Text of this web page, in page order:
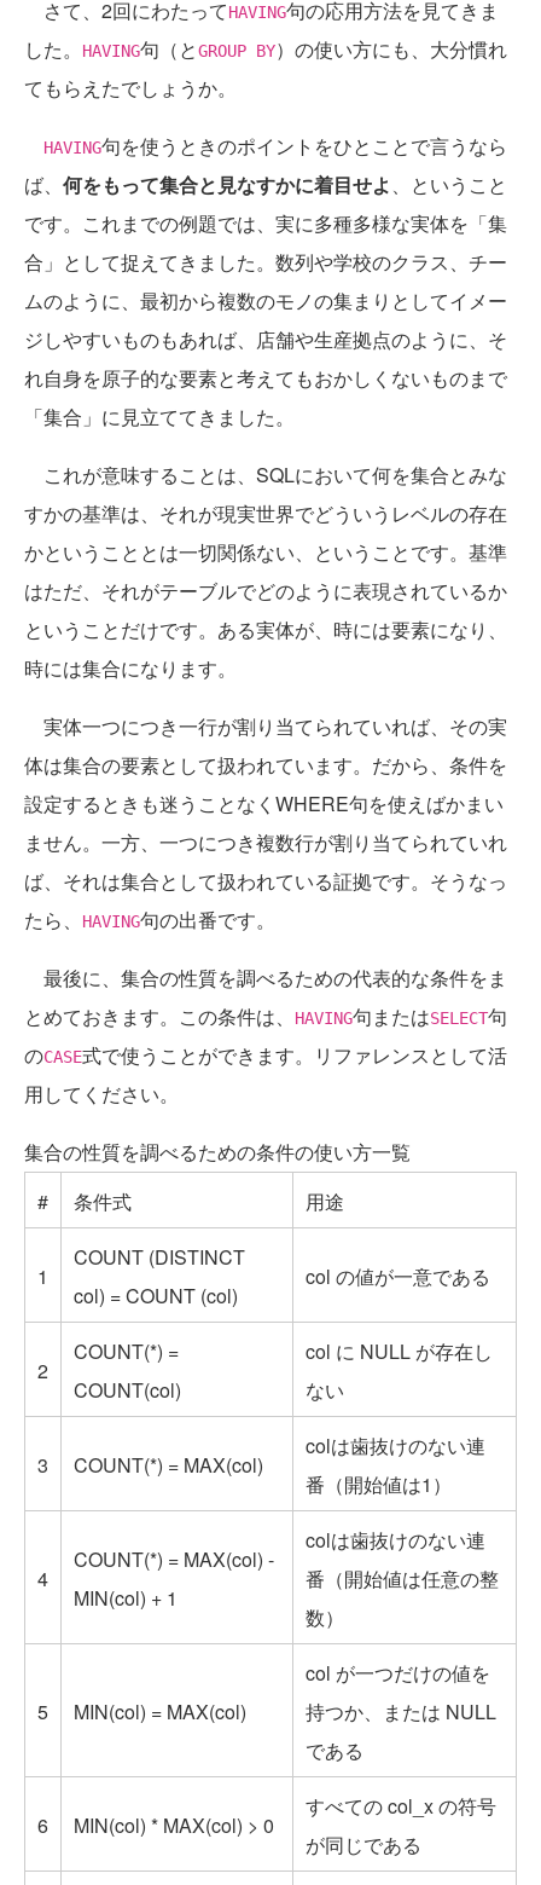
さて、2回にわたってHAVING句の応用方法を見てきま
した。
HAVING句（とGROUP BY）の使い方にも、大分慣れ
てもらえたでしょうか。
HAVING句を使うときのポイントをひとことで言うなら
ば、 何をもって集合と見なすかに着目せよ、ということ
です。これまでの例題では、実に多種多様な実体を「集
合」として捉えてきました。数列や学校のクラス、チー
ムのように、最初から複数のモノの集まりとしてイメー
ジしやすいものもあれば、店舗や生産拠点のように、そ
れ自身を原子的な要素と考えてもおかしくないものまで
「集合」に見立ててきました。
これが意味することは、SQLにおいて何を集合とみな
すかの基準は、それが現実世界でどういうレベルの存在
かということとは一切関係ない、ということです。基準
はただ、それがテーブルでどのように表現されているか
ということだけです。ある実体が、時には要素になり、
時には集合になります。
実体一つにつき一行が割り当てられていれば、その実
体は集合の要素として扱われています。だから、条件を
設定するときも迷うことなくWHERE句を使えばかまい
ません。一方、一つにつき複数行が割り当てられていれ
ば、それは集合として扱われている証拠です。そうなっ
たら、
HAVING句の出番です。
最後に、集合の性質を調べるための代表的な条件をま
とめておきます。この条件は、
HAVING句またはSELECT句
のCASE式で使うことができます。リファレンスとして活
用してください。
集合の性質を調べるための条件の使い方一覧
#
条件式 用途
1
COUNT (DISTINCT
col) = COUNT (col)
col の値が一意である
2
COUNT(*) =
COUNT(col)
col に NULL が存在し
ない
3 COUNT(*) = MAX(col)
colは歯抜けのない連
番（開始値は1）
4
COUNT(*) = MAX(col) -
MIN(col) + 1
colは歯抜けのない連
番（開始値は任意の整
数）
5 MIN(col) = MAX(col)
col が一つだけの値を
持つか、または NULL
である
6 MIN(col) * MAX(col) > 0
すべての col_x の符号
が同じである